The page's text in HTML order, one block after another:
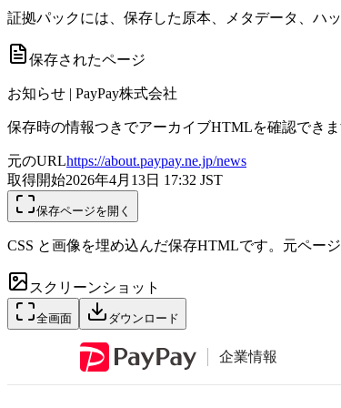
証拠パックには、保存した原本、メタデータ、ハ
保存されたページ
お知らせ | PayPay株式会社
保存時の情報つきでアーカイブHTMLを確認できま
元のURLhttps://about.paypay.ne.jp/news
取得開始2026年4月13日 17:32 JST
保存ページを開く
CSS と画像を埋め込んだ保存HTMLです。元ペー
スクリーンショット
全画面 ダウンロード